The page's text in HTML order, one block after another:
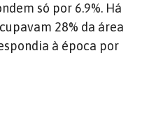
só por 6.9%. Há
28% da área
à época por